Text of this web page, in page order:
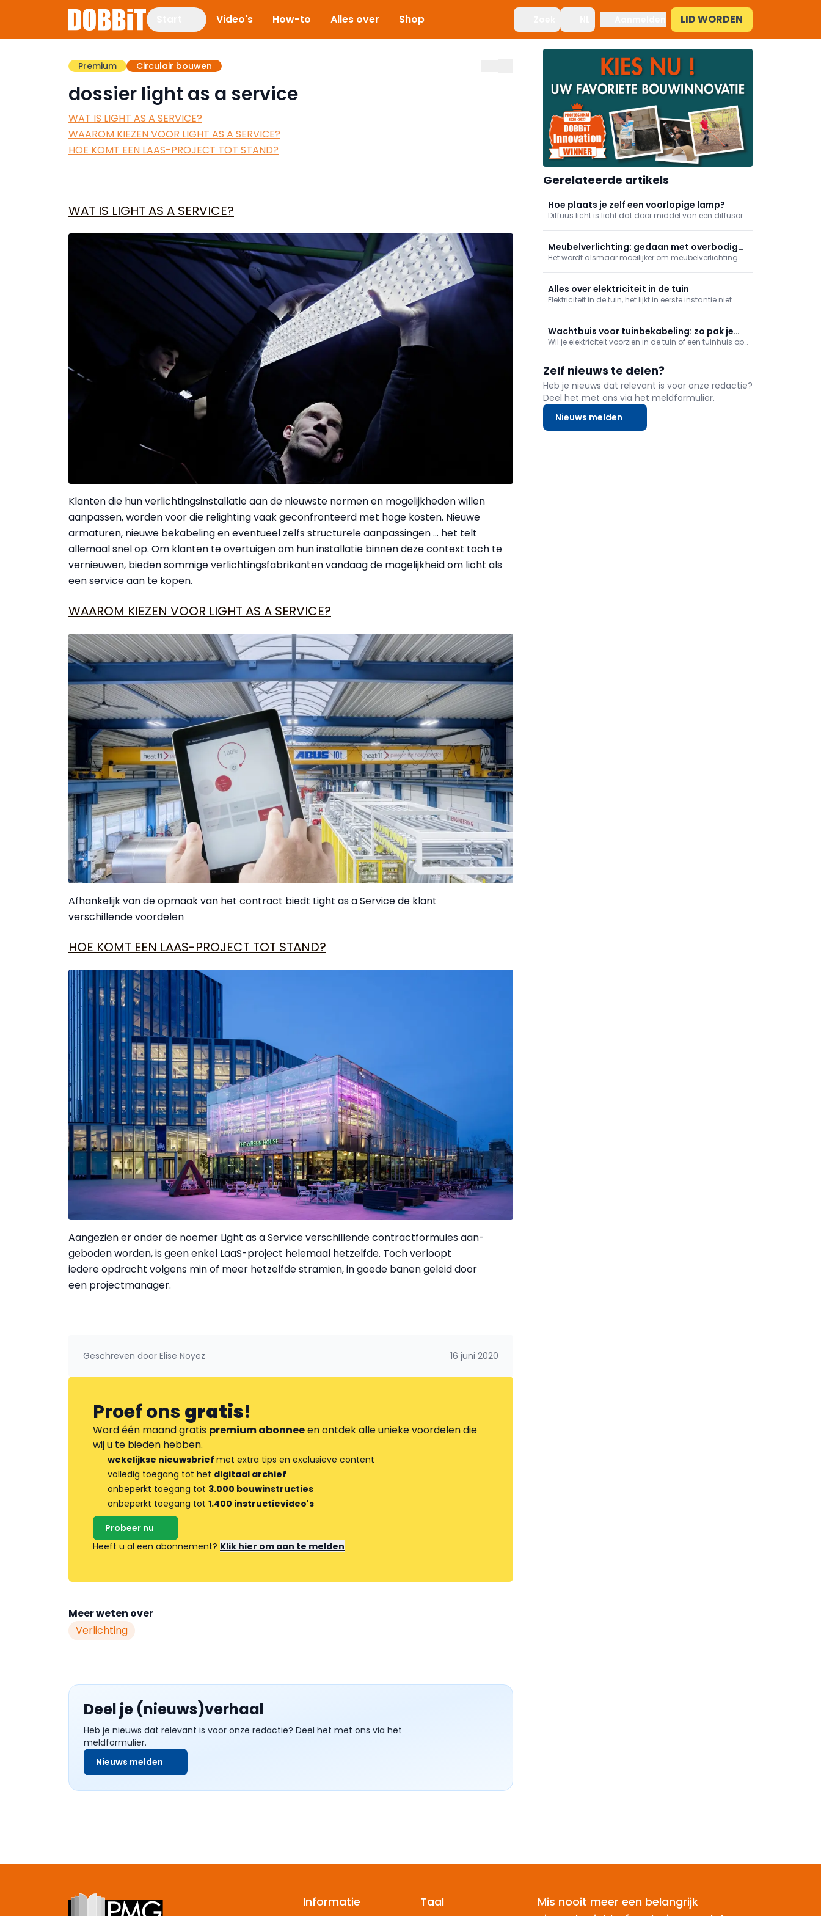
Video's How-to Alles over Shop LID WORDEN
Premium Circulair bouwen
dossier light as a service
WAT IS LIGHT AS A SERVICE?
WAAROM KIEZEN VOOR LIGHT AS A SERVICE?
HOE KOMT EEN LAAS-PROJECT TOT STAND?
WAT IS LIGHT AS A SERVICE?
Klanten die hun verlichtingsinstallatie aan de nieuwste normen en mogelijkheden willen
aanpassen, worden voor die relighting vaak geconfronteerd met hoge kosten. Nieuwe
armaturen, nieuwe bekabeling en eventueel zelfs structurele aanpassingen … het telt
allemaal snel op. Om klanten te overtuigen om hun installatie binnen deze context toch te
vernieuwen, bieden sommige verlichtingsfabrikanten vandaag de mogelijkheid om licht als
een service aan te kopen.
WAAROM KIEZEN VOOR LIGHT AS A SERVICE?
Afhankelijk van de opmaak van het contract biedt Light as a Service de klant
verschillende voordelen
HOE KOMT EEN LAAS-PROJECT TOT STAND?
Aangezien er onder de noemer Light as a Service verschillende contractformules aan-
geboden worden, is geen enkel LaaS-project helemaal hetzelfde. Toch verloopt
iedere opdracht volgens min of meer hetzelfde stramien, in goede banen geleid door
een projectmanager.
Geschreven door Elise Noyez 16 juni 2020
Proef onsgratis!
Word één maand gratis premium abonneeen ontdek alle unieke voordelen die
wij u te bieden hebben.
wekelijkse nieuwsbrief met extra tips en exclusieve content
volledig toegang tot het digitaal archief
onbeperkt toegang tot 3.000 bouwinstructies
onbeperkt toegang tot 1.400 instructievideo's
Probeer nu
Heeft u al een abonnement? Klik hier om aan te melden
Meer weten over
Verlichting
Deel je (nieuws)verhaal
Heb je nieuws dat relevant is voor onze redactie? Deel het met ons via het
meldformulier.
Nieuws melden
Gerelateerde artikels
Hoe plaats je zelf een voorlopige lamp?
Diffuus licht is licht dat door middel van een diffusor
tempert en filtert het licht.
Meubelverlichting: gedaan met overbodige
bedrading?
Het wordt alsmaar moeilijker om meubelverlichting
ook niet min, waardoor ze steeds meer ingang
vinden in dressings, keukens en badkamers.
Alles over elektriciteit in de tuin
Elektriciteit in de tuin, het lijkt in eerste instantie niet
je grasmaaier en snoeigereedschappen.
Wachtbuis voor tuinbekabeling: zo pak je
het correct aan
Wil je elektriciteit voorzien in de tuin of een tuinhuis op
beschermen. Maar welke wachtbuis kies je, hoe
plaats je die correct en waarmee moet je rekening
houden qua
Zelf nieuws te delen?
Heb je nieuws dat relevant is voor onze redactie?
Deel het met ons via het meldformulier.
Nieuws melden
Informatie Taal
Mis nooit meer een belangrijk